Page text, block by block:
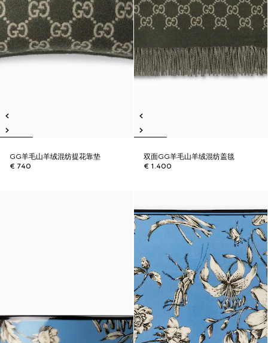
GG羊毛山羊绒混纺提花靠垫
€ 740
双面GG羊毛山羊绒混纺盖毯
€ 1.400